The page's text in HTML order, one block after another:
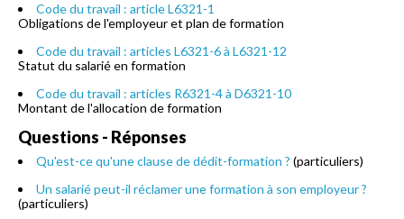
Code du travail : article L6321-1
Obligations de l'employeur et plan de formation
Code du travail : articles L6321-6 à L6321-12
Statut du salarié en formation
Code du travail : articles R6321-4 à D6321-10
Montant de l'allocation de formation
Questions - Réponses
Qu'est-ce qu'une clause de dédit-formation ? (particuliers)
Un salarié peut-il réclamer une formation à son employeur ?
(particuliers)